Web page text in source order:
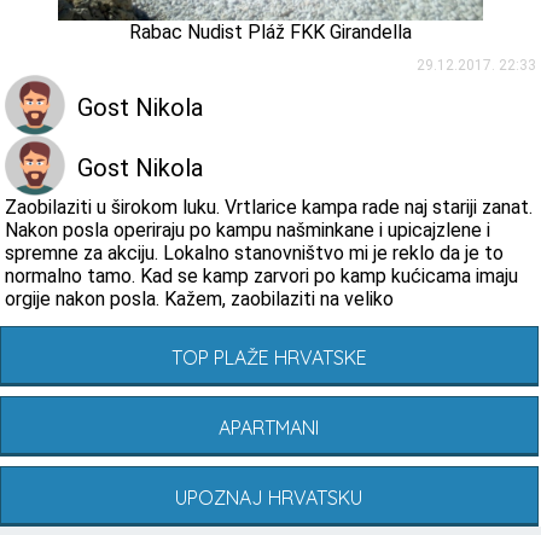
Rabac Nudist Pláž FKK Girandella
29.12.2017. 22:33
Gost Nikola
Gost Nikola
Zaobilaziti u širokom luku. Vrtlarice kampa rade naj stariji zanat.
Nakon posla operiraju po kampu našminkane i upicajzlene i
spremne za akciju. Lokalno stanovništvo mi je reklo da je to
normalno tamo. Kad se kamp zarvori po kamp kućicama imaju
orgije nakon posla. Kažem, zaobilaziti na veliko
TOP PLAŽE HRVATSKE
APARTMANI
UPOZNAJ HRVATSKU